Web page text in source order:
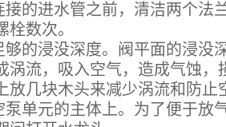
进水管之前，清洁两个法
数次。
浸没深度。阀平面的浸没深
涡流，吸入空气，造成气蚀
放几块木头来减少涡流和防止
元的主体上。为了便于放